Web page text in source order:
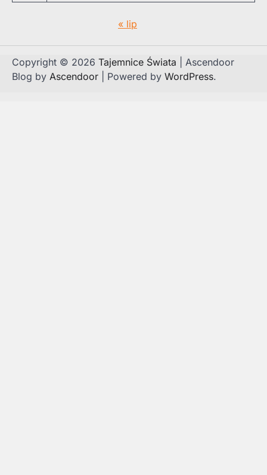
« lip
Copyright © 2026 Tajemnice Świata | Ascendoor
Blog by Ascendoor | Powered by WordPress.